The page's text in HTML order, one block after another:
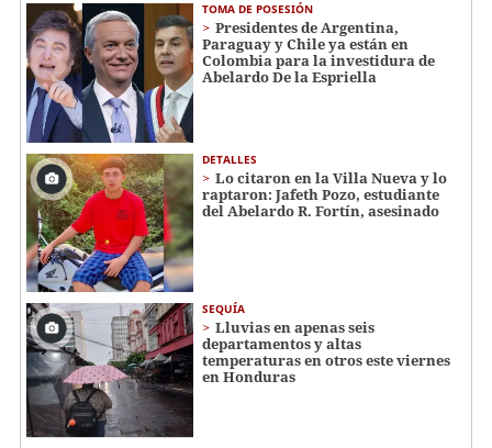
TOMA DE POSESIÓN
Presidentes de Argentina,
Paraguay y Chile ya están en
Colombia para la investidura de
Abelardo De la Espriella
DETALLES
Lo citaron en la Villa Nueva y lo
raptaron: Jafeth Pozo, estudiante
del Abelardo R. Fortín, asesinado
SEQUÍA
Lluvias en apenas seis
departamentos y altas
temperaturas en otros este viernes
en Honduras